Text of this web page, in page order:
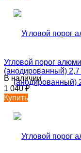
Угловой порог
(анодированный)
В наличии
1 040₽
Купить